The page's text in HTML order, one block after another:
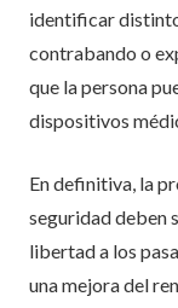
identificar
contrabando o
que la persona
dispositivos
En definitiva, la
seguridad deben
libertad a los
una mejora del